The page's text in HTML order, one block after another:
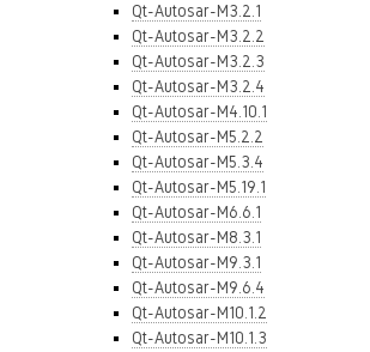
Qt-Autosar-M3.2.1
Qt-Autosar-M3.2.2
Qt-Autosar-M3.2.3
Qt-Autosar-M3.2.4
Qt-Autosar-M4.10.1
Qt-Autosar-M5.2.2
Qt-Autosar-M5.3.4
Qt-Autosar-M5.19.1
Qt-Autosar-M6.6.1
Qt-Autosar-M8.3.1
Qt-Autosar-M9.3.1
Qt-Autosar-M9.6.4
Qt-Autosar-M10.1.2
Qt-Autosar-M10.1.3